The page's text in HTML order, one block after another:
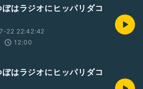
はラジオにヒッパリダコ
22 22:42:42
12:00
はラジオにヒッパリダコ